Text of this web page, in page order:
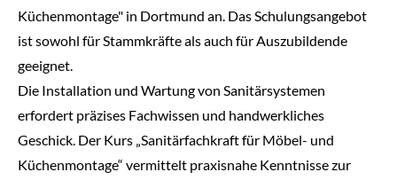
Küchenmontage" in Dortmund an. Das Schulungsangebot
ist sowohl für Stammkräfte als auch für Auszubildende
geeignet.
Die Installation und Wartung von Sanitärsystemen
erfordert präzises Fachwissen und handwerkliches
Geschick. Der Kurs „Sanitärfachkraft für Möbel- und
Küchenmontage“ vermittelt praxisnahe Kenntnisse zur